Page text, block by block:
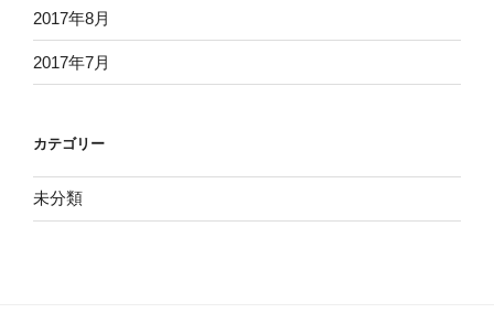
2017年8月
2017年7月
カテゴリー
未分類